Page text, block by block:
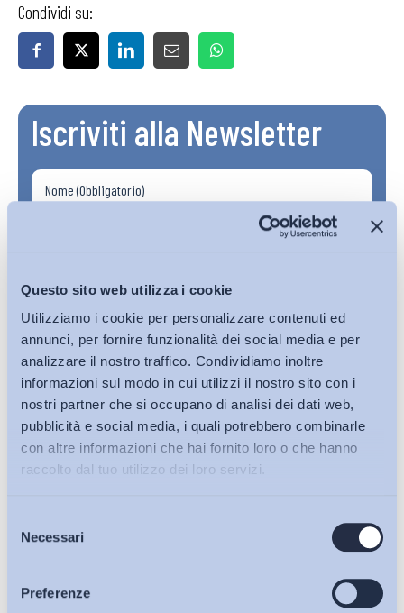
Questo sito web utilizza i cookie
Utilizziamo i cookie per personalizzare contenuti ed
annunci, per fornire funzionalità dei social media e per
analizzare il nostro traffico. Condividiamo inoltre
informazioni sul modo in cui utilizzi il nostro sito con i
nostri partner che si occupano di analisi dei dati web,
pubblicità e social media, i quali potrebbero combinarle
con altre informazioni che hai fornito loro o che hanno
raccolto dal tuo utilizzo dei loro servizi.
delNecessari
Preferenze
Bollettini ADAPT
Articoli
Condividi su:
Iscriviti alla Newsletter